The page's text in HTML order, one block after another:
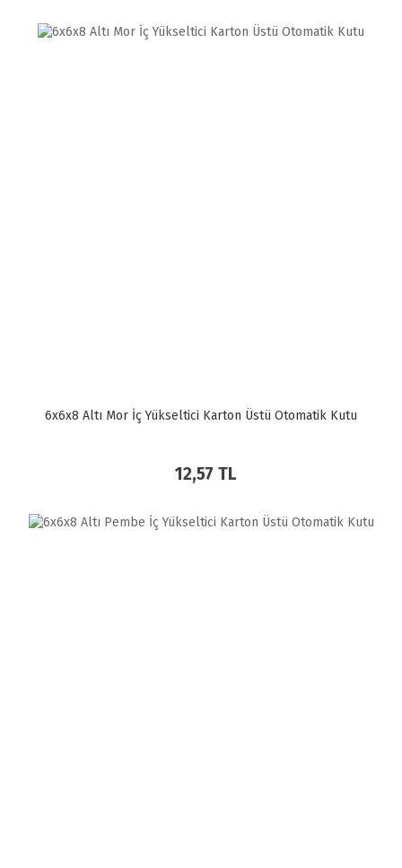
6x6x8 Altı Mor İç Yükseltici Karton Üstü Otomatik Kutu
12,57 TL